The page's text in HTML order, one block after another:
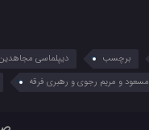
برچسب دیپلماسی مجاهدین
مسعود و مریم رجوی و رهبری فرقه